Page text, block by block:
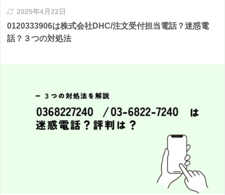
2025年4月22日
0120333906は株式会社DHC/注文受付担当電話？迷惑電
話？３つの対処法